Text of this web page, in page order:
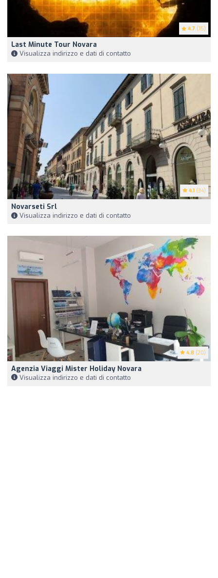
4.7 (15)
Last Minute Tour Novara
Visualizza indirizzo e dati di contatto
4.1 (34)
Novarseti Srl
Visualizza indirizzo e dati di contatto
4.8 (20)
Agenzia Viaggi Mister Holiday Novara
Visualizza indirizzo e dati di contatto